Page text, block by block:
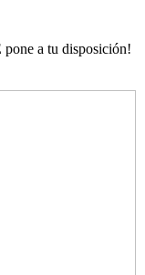
a tu disposición!